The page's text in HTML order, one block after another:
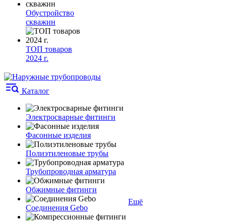
Обустройство
скважин
ТОП товаров
2024 г.
Каталог
Электросварные фитинги
Фасонные изделия
Полиэтиленовые трубы
Трубопроводная арматура
Обжимные фитинги
Соединения Gebo
Ещё